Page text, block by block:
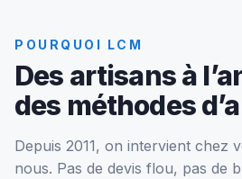
POURQUOI LCM
Des artisans à
des méthodes
Depuis 2011, on intervient chez
nous. Pas de devis flou, pas de